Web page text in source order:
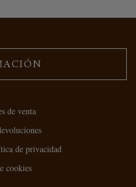
de venta
de privacidad
cookies